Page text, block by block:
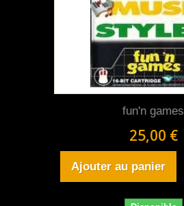
fun'n games
25,00 €
Ajouter au panier